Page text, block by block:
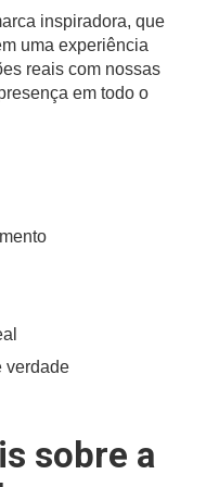
inspiradora, que
uma experiência
reais com nossas
em todo o
verdade
sobre a